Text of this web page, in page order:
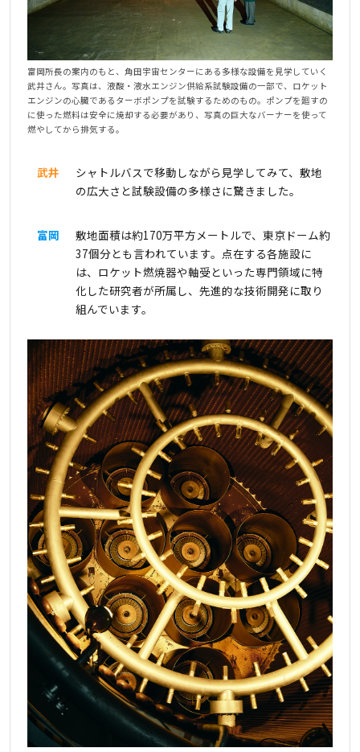
富岡所長の案内のもと、角田宇宙センターにある多様な設備を見学していく
武井さん。写真は、液酸・液水エンジン供給系試験設備の一部で、ロケット
エンジンの心臓であるターボポンプを試験するためのもの。ポンプを廻すの
に使った燃料は安全に焼却する必要があり、写真の巨大なバーナーを使って
燃やしてから排気する。
武井
シャトルバスで移動しながら見学してみて、敷地
の広大さと試験設備の多様さに驚きました。
富岡
敷地面積は約170万平方メートルで、東京ドーム約
37個分とも言われています。点在する各施設に
は、ロケット燃焼器や軸受といった専門領域に特
化した研究者が所属し、先進的な技術開発に取り
組んでいます。